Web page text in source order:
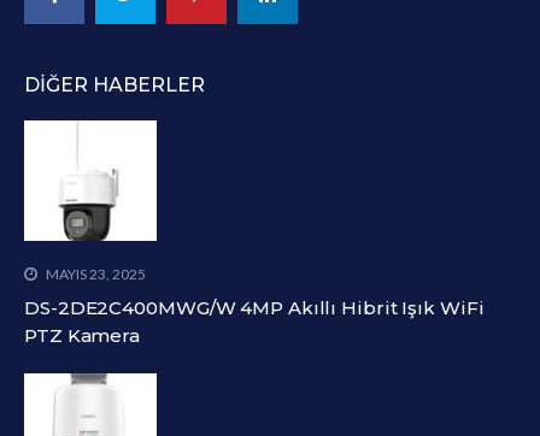
DIĞER HABERLER
MAYIS 23, 2025
DS-2DE2C400MWG/W 4MP Akıllı Hibrit Işık WiFi
PTZ Kamera